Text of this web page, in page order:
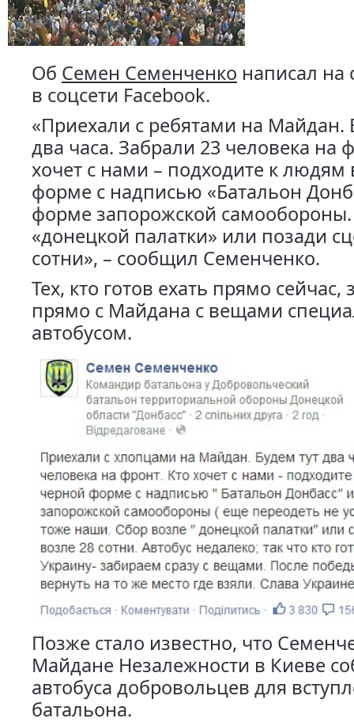
Об Семен Семенченко написал на
в соцсети Facebook.
«Приехали с ребятами на Майдан.
два часа. Забрали 23 человека на
хочет с нами – подходите к людям
форме с надписью «Батальон
форме запорожской
«донецкой палатки» или позади
сотни», – сообщил Семенченко.
Тех, кто готов ехать прямо сейчас,
прямо с Майдана с вещами
автобусом.
Позже стало известно, что
Майдане Незалежности в Киеве
автобуса добровольцев для
батальона.